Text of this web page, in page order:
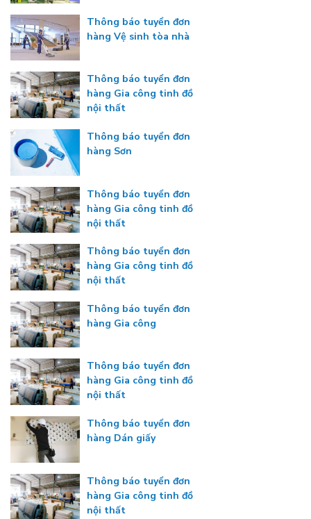
Thông báo tuyển đơn
hàng Vệ sinh tòa nhà
Thông báo tuyển đơn
hàng Gia công tinh đồ
nội thất
Thông báo tuyển đơn
hàng Sơn
Thông báo tuyển đơn
hàng Gia công tinh đồ
nội thất
Thông báo tuyển đơn
hàng Gia công tinh đồ
nội thất
Thông báo tuyển đơn
hàng Gia công
Thông báo tuyển đơn
hàng Gia công tinh đồ
nội thất
Thông báo tuyển đơn
hàng Dán giấy
Thông báo tuyển đơn
hàng Gia công tinh đồ
nội thất